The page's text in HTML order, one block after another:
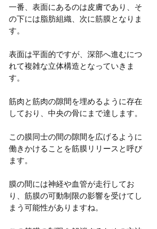
一番、表面にあるのは皮膚であり、そ
の下には脂肪組織、次に筋膜となりま
す。
表面は平面的ですが、深部へ進むにつ
れて複雑な立体構造となっていきま
す。
筋肉と筋肉の隙間を埋めるように存在
しており、中央の骨にまで達します。
この膜同士の間の隙間を広げるように
働きかけることを筋膜リリースと呼び
ます。
膜の間には神経や血管が走行してお
り、筋膜の可動制限の影響を受けてし
まう可能性がありますね。